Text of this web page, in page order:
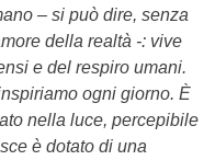
– si può dire, senza
della realtà -: vive
e del respiro umani.
ogni giorno. È
nella luce, percepibile
è dotato di una